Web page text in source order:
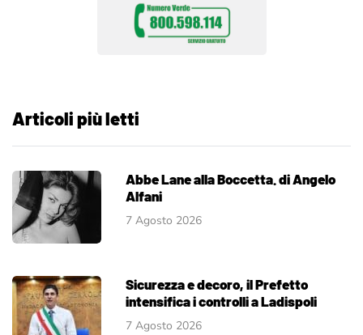
Articoli più letti
Abbe Lane alla Boccetta. di Angelo
Alfani
7 Agosto 2026
Sicurezza e decoro, il Prefetto
intensifica i controlli a Ladispoli
7 Agosto 2026